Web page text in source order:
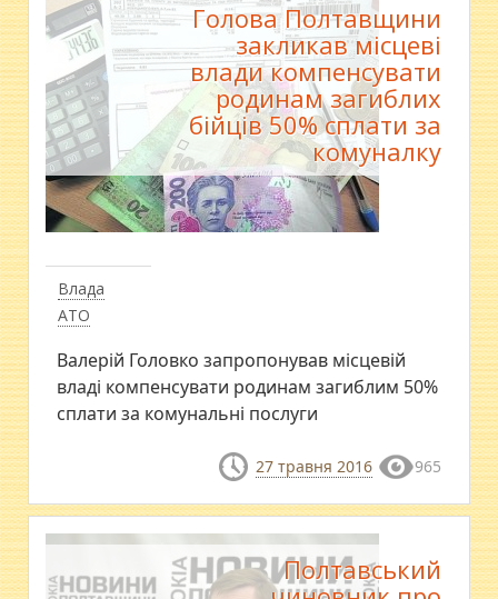
Влада
АТО
Голова Полтавщини
закликав місцеві
влади компенсувати
родинам загиблих
бійців 50% сплати за
комуналку
Валерій Головко запропонував місцевій
владі компенсувати родинам загиблим 50%
сплати за комунальні послуги
27 травня 2016 965
Полтавський